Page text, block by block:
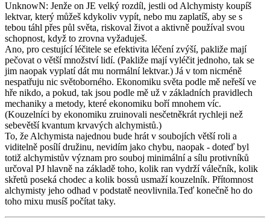
UnknowN: Jenže on JE velký rozdíl, jestli od Alchymisty koupíš
lektvar, který můžeš kdykoliv vypít, nebo mu zaplatíš, aby se s
tebou táhl přes půl světa, riskoval život a aktivně používal svou
schopnost, když to zrovna vyžaduješ.
Ano, pro cestující léčitele se efektivita léčení zvýší, pakliže mají
pečovat o větší množství lidí. (Pakliže mají vyléčit jednoho, tak se
jim naopak vyplatí dát mu normální lektvar.) Já v tom nicméně
nespatřuju nic světoborného. Ekonomiku světa podle mě neřeší ve
hře nikdo, a pokud, tak jsou podle mě už v základních pravidlech
mechaniky a metody, které ekonomiku boří mnohem víc.
(Kouzelníci by ekonomiku zruinovali nesčetněkrát rychleji než
sebevětší kvantum krvavých alchymistů.)
To, že Alchymista najednou bude hrát v soubojích větší roli a
viditelně posílí družinu, nevidím jako chybu, naopak - doteď byl
totiž alchymistův význam pro souboj minimální a sílu protivníků
určoval PJ hlavně na základě toho, kolik ran vydrží válečník, kolik
skřetů poseká chodec a kolik bossů usmaží kouzelník. Přítomnost
alchymisty jeho odhad v podstatě neovlivnila.Teď konečně ho do
toho mixu musíš počítat taky.